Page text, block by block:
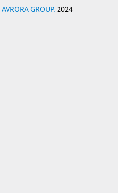
AVRORA GROUP. 2024